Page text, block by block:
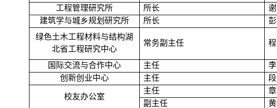
工程管理研究所
所长
建筑学与城乡规划研究所
所长
绿色土木工程材料与结构湖
北省工程研究中心
常务副主任
国际交流与合作中心 主任
创新创业中心
主任
校友办公室
主任
副主任